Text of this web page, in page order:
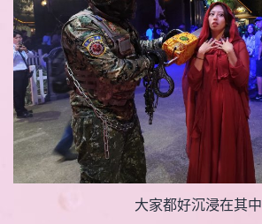
大家都好沉浸在其中